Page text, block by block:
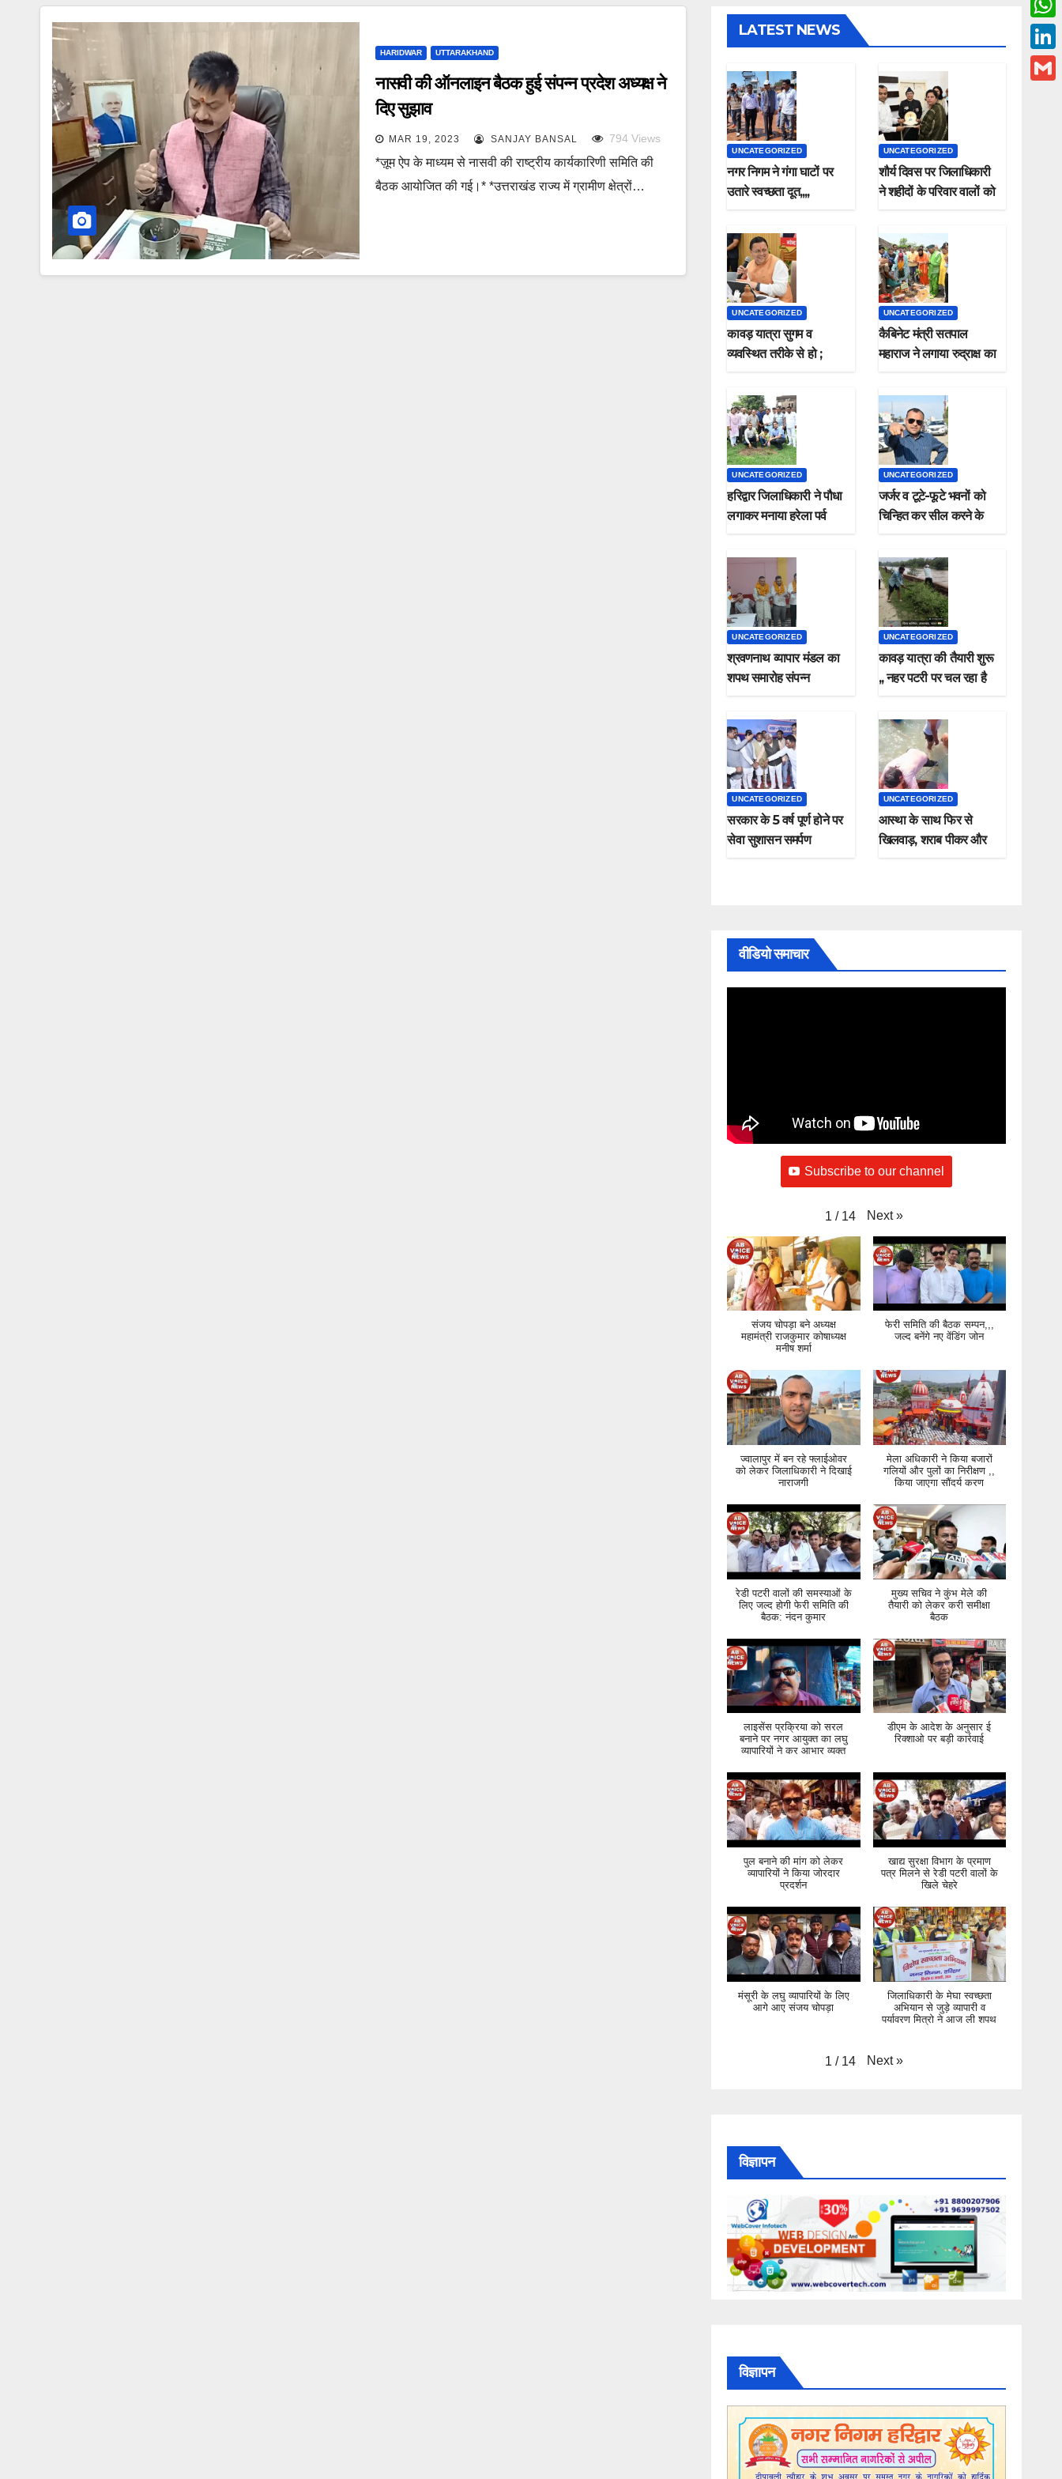
HARIDWAR UTTARAKHAND
नासवी की ऑनलाइन बैठक हुई संपन्न प्रदेश अध्यक्ष ने
दिए सुझाव
MAR 19, 2023 SANJAY BANSAL 794Views
*ज़ूम ऐप के माध्यम से नासवी की राष्ट्रीय कार्यकारिणी समिति की
बैठक आयोजित की गई।* *उत्तराखंड राज्य में ग्रामीण क्षेत्रों…
LATEST NEWS
UNCATEGORIZED
नगर निगम ने गंगा घाटों पर
उतारे स्वच्छता दूत,,,,
UNCATEGORIZED
शौर्य दिवस पर जिलाधिकारी
ने शहीदों के परिवार वालों को
UNCATEGORIZED
कावड़ यात्रा सुगम व
व्यवस्थित तरीके से हो ;
UNCATEGORIZED
कैबिनेट मंत्री सतपाल
महाराज ने लगाया रुद्राक्ष का
UNCATEGORIZED
हरिद्वार जिलाधिकारी ने पौधा
लगाकर मनाया हरेला पर्व
UNCATEGORIZED
जर्जर व टूटे-फूटे भवनों को
चिन्हित कर सील करने के
UNCATEGORIZED
श्रवणनाथ व्यापार मंडल का
शपथ समारोह संपन्न
UNCATEGORIZED
कावड़ यात्रा की तैयारी शुरू
,, नहर पटरी पर चल रहा है
UNCATEGORIZED
सरकार के 5 वर्ष पूर्ण होने पर
सेवा सुशासन समर्पण
UNCATEGORIZED
आस्था के साथ फिर से
खिलवाड़, शराब पीकर और
वीडियो समाचार
Subscribe to our channel
1 / 14 Next »
संजय चोपड़ा बने अध्यक्ष
महामंत्री राजकुमार कोषाध्यक्ष
मनीष शर्मा
फेरी समिति की बैठक सम्पन,,,
जल्द बनेंगे नए वेंडिंग जोन
ज्वालापुर में बन रहे फ्लाईओवर
को लेकर जिलाधिकारी ने दिखाई
नाराजगी
मेला अधिकारी ने किया बजारों
गलियों और पुलों का निरीक्षण ,,
किया जाएगा सौंदर्य करण
रेडी पटरी वालों की समस्याओं के
लिए जल्द होगी फेरी समिति की
बैठक: नंदन कुमार
मुख्य सचिव ने कुंभ मेले की
तैयारी को लेकर करी समीक्षा
बैठक
लाइसेंस प्रक्रिया को सरल
बनाने पर नगर आयुक्त का लघु
व्यापारियों ने कर आभार व्यक्त
डीएम के आदेश के अनुसार ई
रिक्शाओ पर बड़ी कार्रवाई
पुल बनाने की मांग को लेकर
व्यापारियों ने किया जोरदार
प्रदर्शन
खाद्य सुरक्षा विभाग के प्रमाण
पत्र मिलने से रेडी पटरी वालों के
खिले चेहरे
मंसूरी के लघु व्यापारियों के लिए
आगे आए संजय चोपड़ा
जिलाधिकारी के मेघा स्वच्छता
अभियान से जुड़े व्यापारी व
पर्यावरण मित्रो ने आज ली शपथ
1 / 14 Next »
विज्ञापन
विज्ञापन
c
e
b
w
i
W
h
a
L